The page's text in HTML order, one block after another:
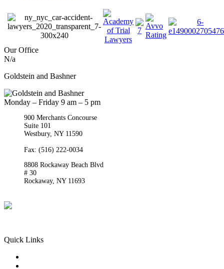
Our Office
N/a
Goldstein and Bashner
Monday – Friday 9 am – 5 pm
900 Merchants Concourse
Suite 101
Westbury, NY 11590
Fax: (516) 222-0034
8808 Rockaway Beach Blvd
# 30
Rockaway, NY 11693
Quick Links